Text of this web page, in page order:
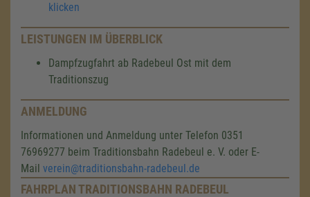
klicken
LEISTUNGEN IM ÜBERBLICK
Dampfzugfahrt ab Radebeul Ost mit dem
Traditionszug
ANMELDUNG
Informationen und Anmeldung unter Telefon 0351
76969277 beim Traditionsbahn Radebeul e. V. oder E-
Mail verein@traditionsbahn-radebeul.de
FAHRPLAN TRADITIONSBAHN RADEBEUL